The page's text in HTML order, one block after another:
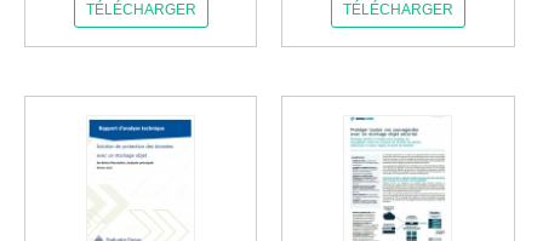
TÉLÉCHARGER TÉLÉCHARGER